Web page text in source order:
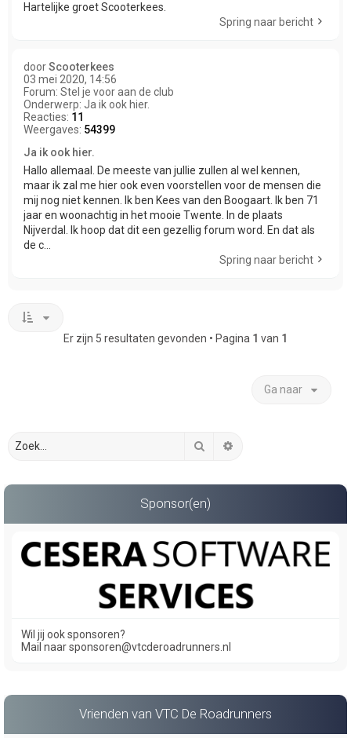
Hartelijke groet Scooterkees.
Spring naar bericht
doorScooterkees
03 mei 2020, 14:56
Forum: Stel je voor aan de club
Onderwerp: Ja ik ook hier.
Reacties: 11
Weergaves: 54399
Ja ik ook hier.
Hallo allemaal. De meeste van jullie zullen al wel kennen,
maar ik zal me hier ook even voorstellen voor de mensen die
mij nog niet kennen. Ik ben Kees van den Boogaart. Ik ben 71
jaar en woonachtig in het mooie Twente. In de plaats
Nijverdal. Ik hoop dat dit een gezellig forum word. En dat als
de c...
Spring naar bericht
Er zijn 5 resultaten gevonden • Pagina 1 van 1
Ga naar
Zoek
Sponsor(en)
Wil jij ook sponsoren?
Mail naar sponsoren@vtcderoadrunners.nl
Vrienden van VTC De Roadrunners